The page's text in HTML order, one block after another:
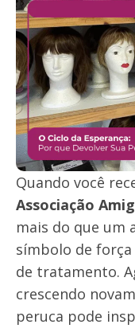
Quando você
Associação
mais do que um
símbolo de
de tratamento.
crescendo
peruca pode